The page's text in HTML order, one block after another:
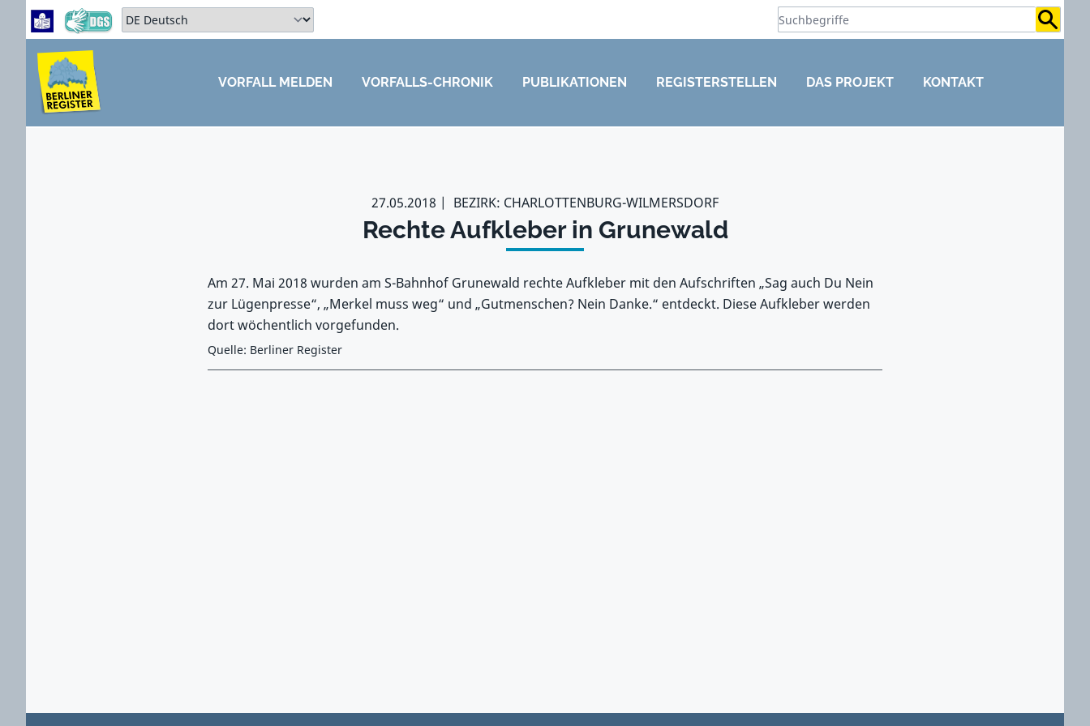
Zum Hauptbereich springen
Zum Hauptmenü springen
Sprache auswählen:
ZUM HAUPTBEREICH SPRINGEN
VORFALL MELDEN VORFALLS-CHRONIK PUBLIKATIONEN REGISTERSTELLEN DAS PROJEKT KONTAKT
27.05.2018 BEZIRK: CHARLOTTENBURG-WILMERSDORF
Rechte Aufkleber in Grunewald
Am 27. Mai 2018 wurden am S-Bahnhof Grunewald rechte Aufkleber mit den Aufschriften „Sag auch Du Nein
zur Lügenpresse“, „Merkel muss weg“ und „Gutmenschen? Nein Danke.“ entdeckt. Diese Aufkleber werden
dort wöchentlich vorgefunden.
Quelle: Berliner Register